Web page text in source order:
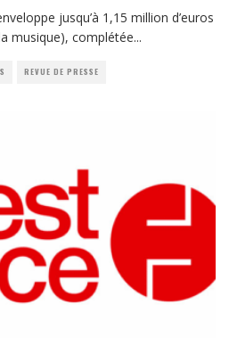
jusqu’à 1,15 million d’euros
musique), complétée...
REVUE DE PRESSE